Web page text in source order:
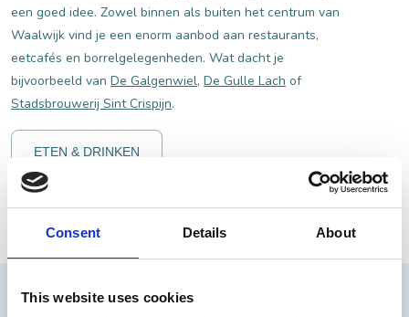
Consent Details About
This website uses cookies
een goed idee. Zowel binnen als buiten het centrum van
Waalwijk vind je een enorm aanbod aan restaurants,
eetcafés en borrelgelegenheden. Wat dacht je
bijvoorbeeld van De Galgenwiel, De Gulle Lach of
Stadsbrouwerij Sint Crispijn.
ETEN & DRINKEN